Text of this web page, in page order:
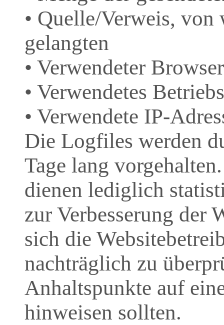
• Quelle/Verweis, von
gelangten
• Verwendeter Browser
• Verwendetes
• Verwendete IP-
Die Logfiles werden
Tage lang
dienen lediglich
zur Verbesserung der
sich die
nachträglich zu
Anhaltspunkte auf
hinweisen sollten.